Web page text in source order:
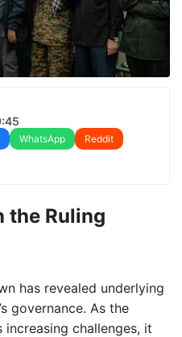
WhatsApp
Reddit
the Ruling
has revealed underlying
governance. As the
challenges, it